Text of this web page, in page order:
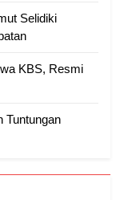
Selidiki
KBS, Resmi
Tuntungan